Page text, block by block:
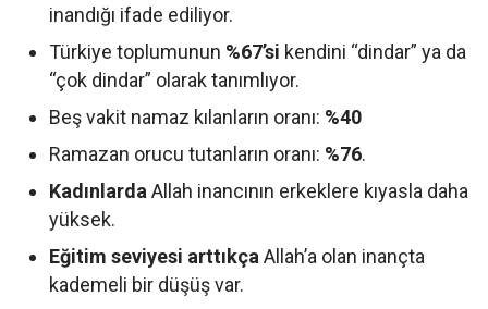
inandığı ifade ediliyor.
Türkiye toplumunun %67’si kendini “dindar” ya da
“çok dindar” olarak tanımlıyor.
Beş vakit namaz kılanların oranı: %40
Ramazan orucu tutanların oranı: %76.
Kadınlarda Allah inancının erkeklere kıyasla daha
yüksek.
Eğitim seviyesi arttıkça Allah’a olan inançta
kademeli bir düşüş var.